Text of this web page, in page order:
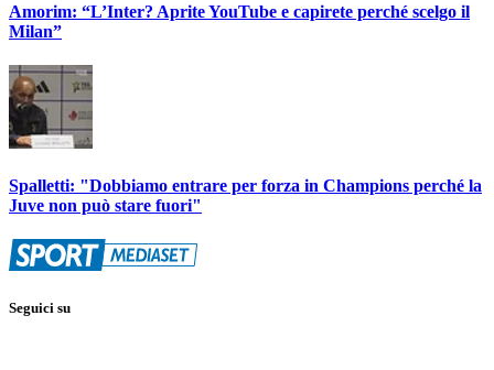
Amorim: “L’Inter? Aprite YouTube e capirete perché scelgo il
Milan”
Spalletti: "Dobbiamo entrare per forza in Champions perché la
Juve non può stare fuori"
Seguici su